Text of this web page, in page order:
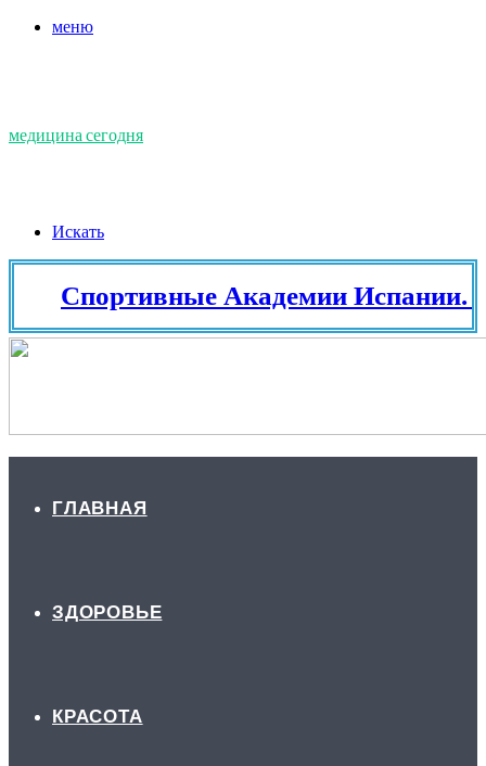
меню
медицина сегодня
Искать
Спортивные Академии Испании.
ГЛАВНАЯ
ЗДОРОВЬЕ
КРАСОТА